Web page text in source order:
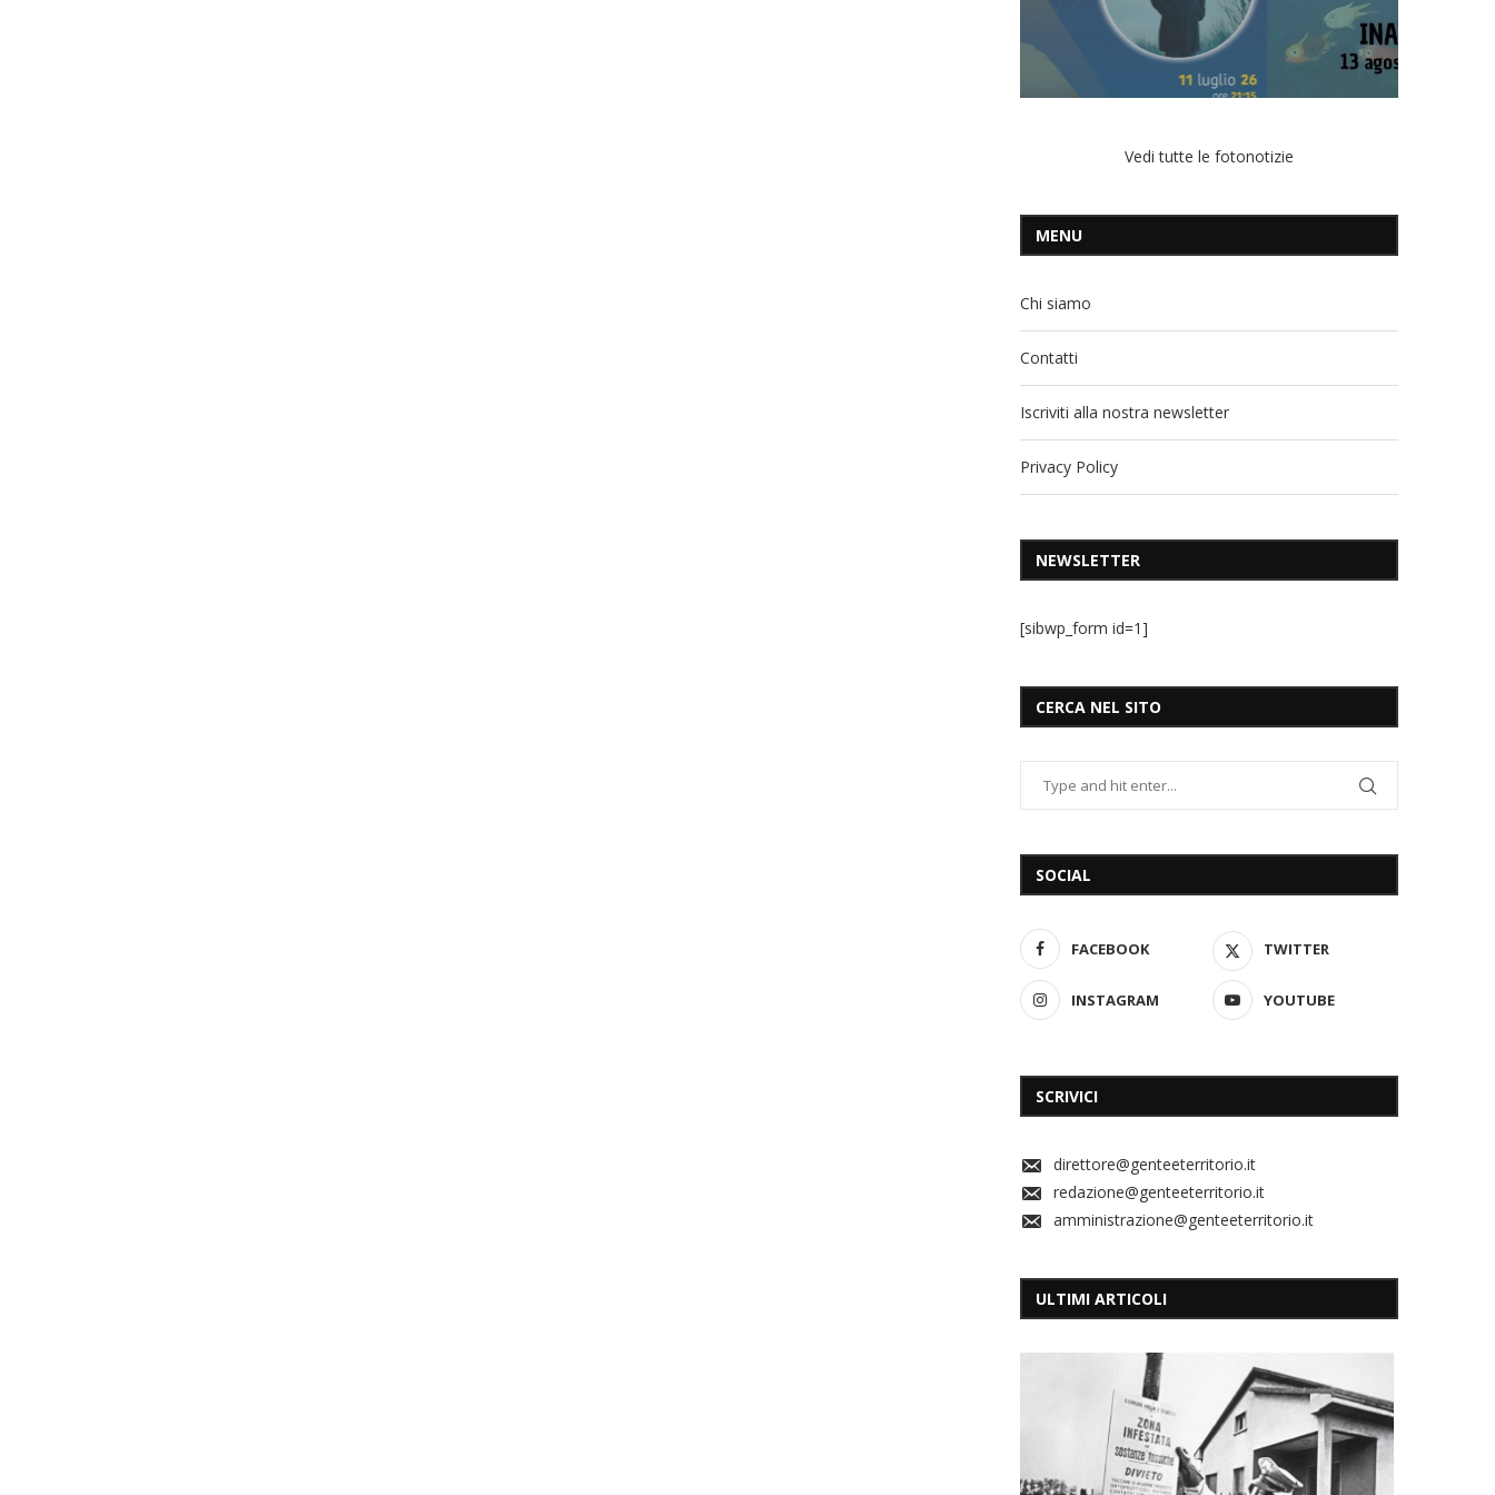
Vedi tutte le fotonotizie
MENU
Chi siamo
Contatti
Iscriviti alla nostra newsletter
Privacy Policy
NEWSLETTER
[sibwp_form id=1]
CERCA NEL SITO
SOCIAL
FACEBOOK TWITTER
INSTAGRAM YOUTUBE
SCRIVICI
direttore@genteeterritorio.it
redazione@genteeterritorio.it
amministrazione@genteeterritorio.it
ULTIMI ARTICOLI